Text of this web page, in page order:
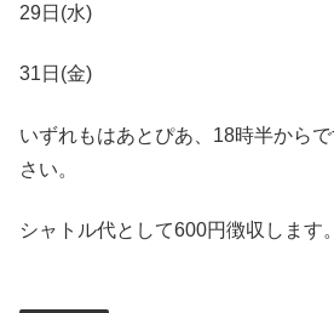
29日(水)
31日(金)
いずれもはあとぴあ、18時半から
さい。
シャトル代として600円徴収します。